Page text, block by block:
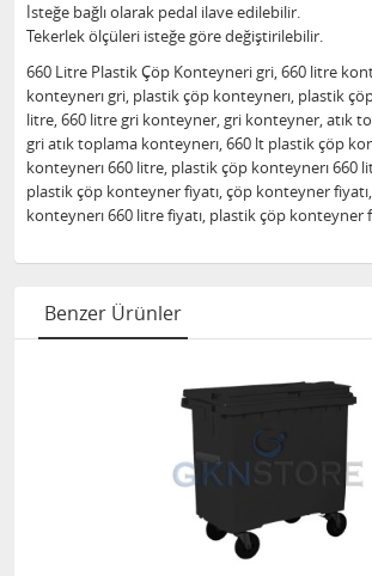
İsteğe bağlı olarak pedal ilave edilebilir.
Tekerlek ölçüleri isteğe göre değiştirilebilir.
660 Litre Plastik Çöp Konteyneri gri, 660 litre
konteynerı gri, plastik çöp konteynerı, plastik
litre, 660 litre gri konteyner, gri konteyner, atık
gri atık toplama konteynerı, 660 lt plastik çöp
konteynerı 660 litre, plastik çöp konteynerı 660
plastik çöp konteyner fiyatı, çöp konteyner
konteynerı 660 litre fiyatı, plastik çöp konteyner
Benzer Ürünler